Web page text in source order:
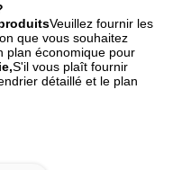
Veuillez fournir les
que vous souhaitez
plan économique pour
S'il vous plaît fournir
détaillé et le plan